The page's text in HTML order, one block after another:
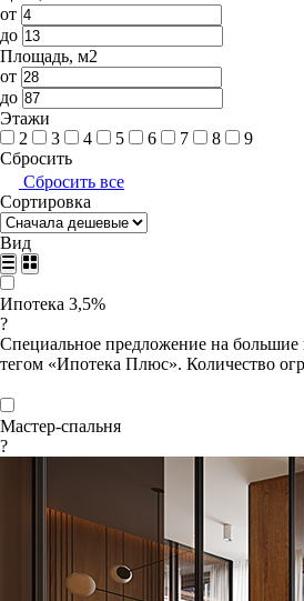
от
до
Площадь, м2
от
до
Этажи
2
3 4 5 6 7 8
9
Сбросить
Сбросить все
Сортировка
Вид
Ипотека 3,5%
?
Специальное предложение на большие
тегом «Ипотека Плюс». Количество
Мастер-спальня
?